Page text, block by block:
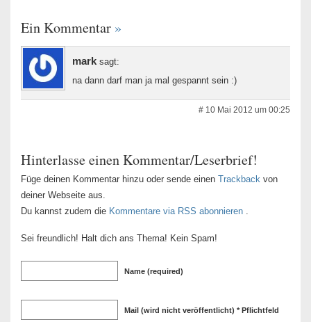
Ein Kommentar »
mark sagt:
na dann darf man ja mal gespannt sein :)
# 10 Mai 2012 um 00:25
Hinterlasse einen Kommentar/Leserbrief!
Füge deinen Kommentar hinzu oder sende einen Trackback von
deiner Webseite aus.
Du kannst zudem die Kommentare via RSS abonnieren
Sei freundlich! Halt dich ans Thema! Kein Spam!
Name (required)
Mail (wird nicht veröffentlicht) * Pflichtfeld